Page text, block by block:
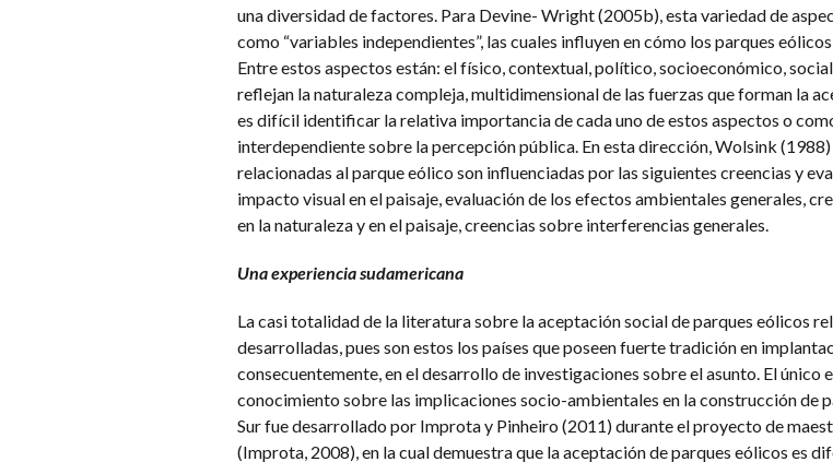
una diversidad de factores. Para Devine- Wright (2005b), esta variedad de
como “variables independientes”, las cuales influyen en cómo los parques
Entre estos aspectos están: el físico, contextual, político, socioeconómico,
reflejan la naturaleza compleja, multidimensional de las fuerzas que forman la
es difícil identificar la relativa importancia de cada uno de estos aspectos o
interdependiente sobre la percepción pública. En esta dirección, Wolsink
relacionadas al parque eólico son influenciadas por las siguientes creencias y
impacto visual en el paisaje, evaluación de los efectos ambientales generales,
en la naturaleza y en el paisaje, creencias sobre interferencias generales.
Una experiencia sudamericana
La casi totalidad de la literatura sobre la aceptación social de parques eólicos
desarrolladas, pues son estos los países que poseen fuerte tradición en
consecuentemente, en el desarrollo de investigaciones sobre el asunto. El único
conocimiento sobre las implicaciones socio-ambientales en la construcción de
Sur fue desarrollado por Improta y Pinheiro (2011) durante el proyecto de
(Improta, 2008), en la cual demuestra que la aceptación de parques eólicos es